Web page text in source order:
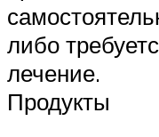
либо
лечение.
Продукты